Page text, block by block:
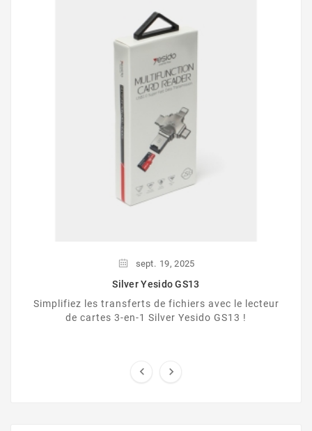
sept. 19, 2025
Silver Yesido GS13
Simplifiez les transferts de fichiers avec le lecteur
de cartes 3-en-1 Silver Yesido GS13 !
 